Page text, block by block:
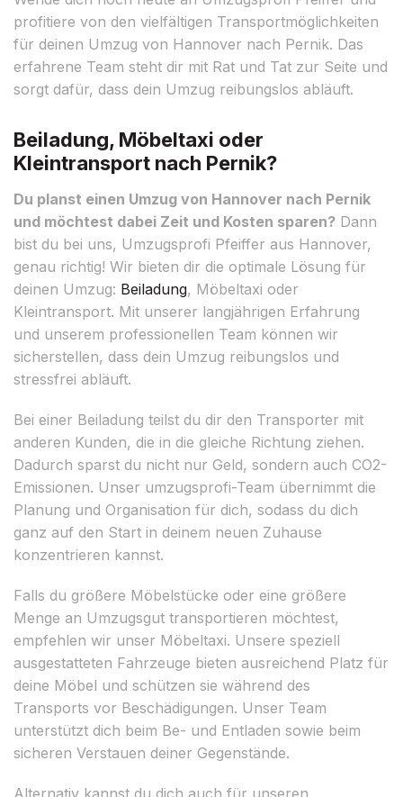
profitiere von den vielfältigen Transportmöglichkeiten
für deinen Umzug von Hannover nach Pernik. Das
erfahrene Team steht dir mit Rat und Tat zur Seite und
sorgt dafür, dass dein Umzug reibungslos abläuft.
Beiladung, Möbeltaxi oder
Kleintransport nach Pernik?
Du planst einen Umzug von Hannover nach Pernik
und möchtest dabei Zeit und Kosten sparen? Dann
bist du bei uns, Umzugsprofi Pfeiffer aus Hannover,
genau richtig! Wir bieten dir die optimale Lösung für
deinen Umzug: Beiladung, Möbeltaxi oder
Kleintransport. Mit unserer langjährigen Erfahrung
und unserem professionellen Team können wir
sicherstellen, dass dein Umzug reibungslos und
stressfrei abläuft.
Bei einer Beiladung teilst du dir den Transporter mit
anderen Kunden, die in die gleiche Richtung ziehen.
Dadurch sparst du nicht nur Geld, sondern auch CO2-
Emissionen. Unser umzugsprofi-Team übernimmt die
Planung und Organisation für dich, sodass du dich
ganz auf den Start in deinem neuen Zuhause
konzentrieren kannst.
Falls du größere Möbelstücke oder eine größere
Menge an Umzugsgut transportieren möchtest,
empfehlen wir unser Möbeltaxi. Unsere speziell
ausgestatteten Fahrzeuge bieten ausreichend Platz für
deine Möbel und schützen sie während des
Transports vor Beschädigungen. Unser Team
unterstützt dich beim Be- und Entladen sowie beim
sicheren Verstauen deiner Gegenstände.
Alternativ kannst du dich auch für unseren